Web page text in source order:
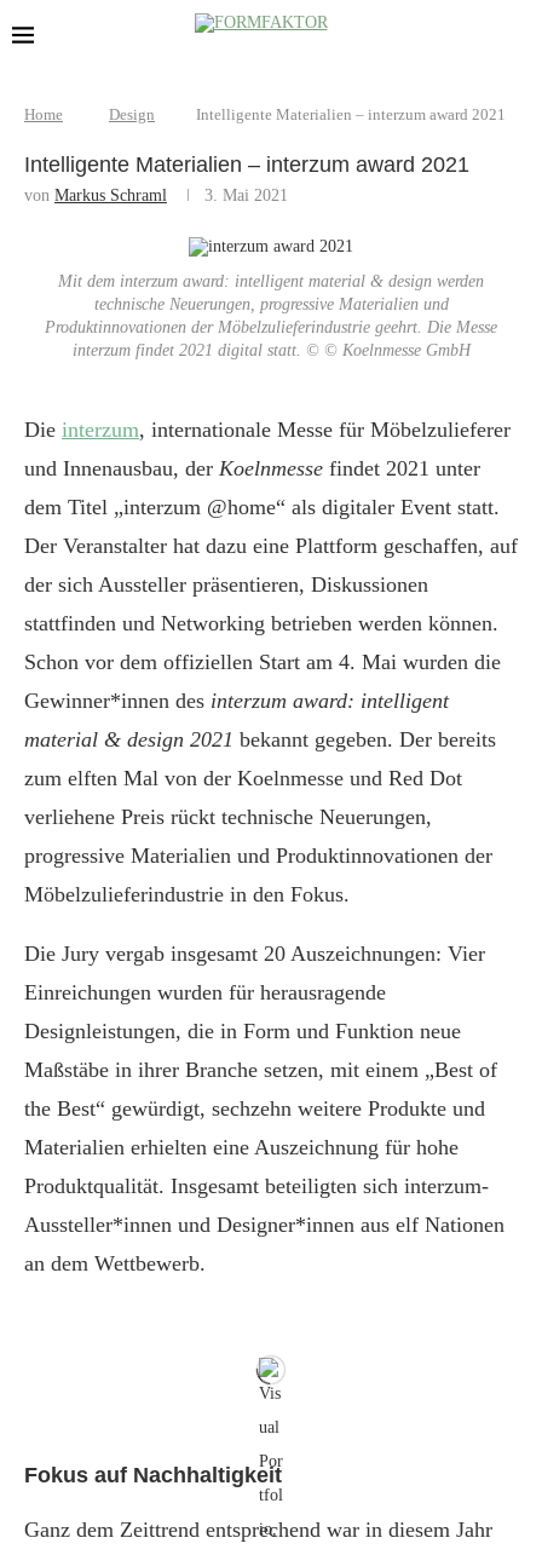
Home Design Intelligente Materialien – interzum award 2021
Intelligente Materialien – interzum award 2021
von Markus Schraml 3. Mai 2021
Mit dem interzum award: intelligent material & design werden
technische Neuerungen, progressive Materialien und
Produktinnovationen der Möbelzulieferindustrie geehrt. Die Messe
interzum findet 2021 digital statt. © © Koelnmesse GmbH
Die interzum, internationale Messe für Möbelzulieferer
und Innenausbau, der Koelnmesse findet 2021 unter
dem Titel „interzum @home“ als digitaler Event statt.
Der Veranstalter hat dazu eine Plattform geschaffen, auf
der sich Aussteller präsentieren, Diskussionen
stattfinden und Networking betrieben werden können.
Schon vor dem offiziellen Start am 4. Mai wurden die
Gewinner*innen des interzum award: intelligent
material & design 2021 bekannt gegeben. Der bereits
zum elften Mal von der Koelnmesse und Red Dot
verliehene Preis rückt technische Neuerungen,
progressive Materialien und Produktinnovationen der
Möbelzulieferindustrie in den Fokus.
Die Jury vergab insgesamt 20 Auszeichnungen: Vier
Einreichungen wurden für herausragende
Designleistungen, die in Form und Funktion neue
Maßstäbe in ihrer Branche setzen, mit einem „Best of
the Best“ gewürdigt, sechzehn weitere Produkte und
Materialien erhielten eine Auszeichnung für hohe
Produktqualität. Insgesamt beteiligten sich interzum-
Aussteller*innen und Designer*innen aus elf Nationen
an dem Wettbewerb.
Fokus auf Nachhaltigkeit
Ganz dem Zeittrend entsprechend war in diesem Jahr